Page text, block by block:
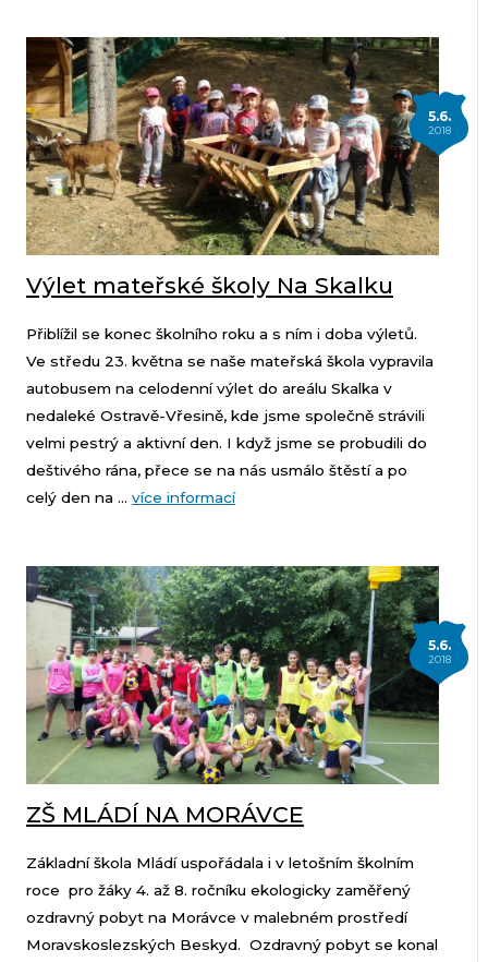
5.6.
2018
Výlet mateřské školy Na Skalku
Přiblížil se konec školního roku a s ním i doba výletů.
Ve středu 23. května se naše mateřská škola vypravila
autobusem na celodenní výlet do areálu Skalka v
nedaleké Ostravě-Vřesině, kde jsme společně strávili
velmi pestrý a aktivní den. I když jsme se probudili do
deštivého rána, přece se na nás usmálo štěstí a po
celý den na ... více informací
5.6.
2018
ZŠ MLÁDÍ NA MORÁVCE
Základní škola Mládí uspořádala i v letošním školním
roce pro žáky 4. až 8. ročníku ekologicky zaměřený
ozdravný pobyt na Morávce v malebném prostředí
Moravskoslezských Beskyd. Ozdravný pobyt se konal